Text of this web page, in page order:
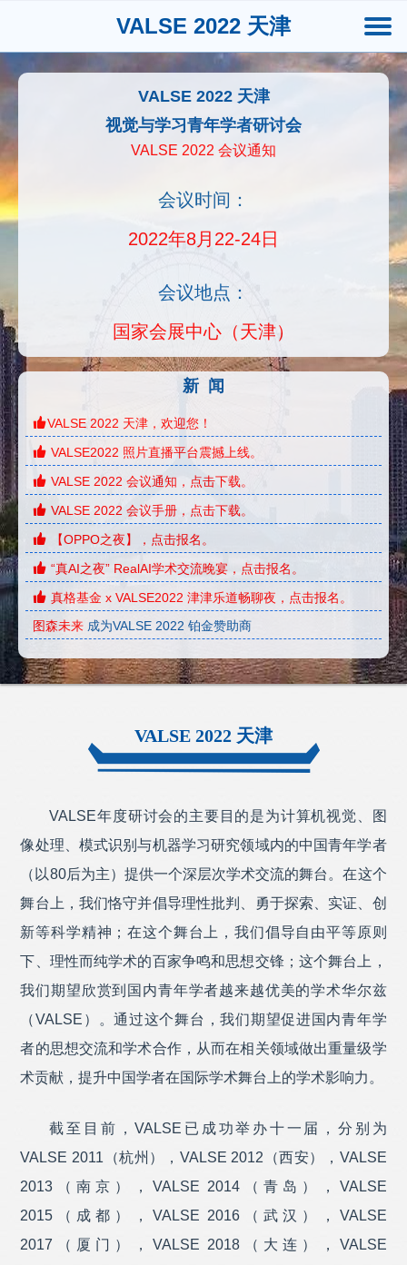
VALSE 2022 天津
VALSE 2022 天津
视觉与学习青年学者研讨会
VALSE 2022 会议通知
会议时间：
2022年8月22-24日
会议地点：
国家会展中心（天津）
新 闻
VALSE 2022 天津，欢迎您！
VALSE2022 照片直播平台震撼上线。
VALSE 2022 会议通知，点击下载。
VALSE 2022 会议手册，点击下载。
【OPPO之夜】，点击报名。
“真AI之夜” RealAI学术交流晚宴，点击报名。
真格基金 x VALSE2022 津津乐道畅聊夜，点击报名。
图森未来 成为VALSE 2022 铂金赞助商
OPPO成为VALSE 2022 铂金赞助商
成为VALSE 2022 铂金赞助商
韩国SK集团成为VALSE 2022 铂金赞助商
美团成为VALSE 2022 金牌赞助商
闪马智能成为VALSE 2022 金牌赞助商
腾讯优图成为VALSE 2022 金牌赞助商
深圳传音控股股份有限公司成为VALSE 2022 金牌赞助商
百度成为VALSE 2022 金牌赞助商
极视角科技成为VALSE 2022 金牌赞助商
北京金山办公软件股份有限公司成为VALSE 2022 金牌赞助
奥比中光 成为VALSE 2022 金牌赞助商
美图成为VALSE 2022 银牌赞助商
鉴智机器人
成为VALSE 2022 银牌赞助商
武汉精测电子集团股份有限公司
成为VALSE 2022 银牌赞助
商
坤前计算机 成为VALSE 2022 银牌赞助商
VALSE 2022 天津
VALSE年度研讨会的主要目的是为计算机视觉、图
像处理、模式识别与机器学习研究领域内的中国青年学者
（以80后为主）提供一个深层次学术交流的舞台。在这个
舞台上，我们恪守并倡导理性批判、勇于探索、实证、创
新等科学精神；在这个舞台上，我们倡导自由平等原则
下、理性而纯学术的百家争鸣和思想交锋；这个舞台上，
我们期望欣赏到国内青年学者越来越优美的学术华尔兹
（VALSE）。通过这个舞台，我们期望促进国内青年学
者的思想交流和学术合作，从而在相关领域做出重量级学
术贡献，提升中国学者在国际学术舞台上的学术影响力。
截至目前，VALSE已成功举办十一届，分别为
VALSE 2011（杭州），VALSE 2012（西安），VALSE
2013（南京），VALSE 2014（青岛），VALSE
2015（成都），VALSE 2016（武汉），VALSE
2017（厦门），VALSE 2018（大连），VALSE